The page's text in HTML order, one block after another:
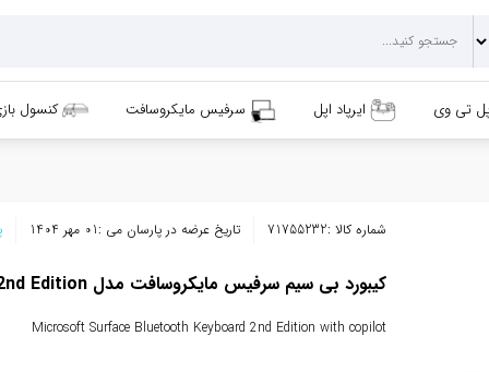
تی وی ایرپاد اپل سرفیس مایکروسافت کنسول
شماره کالا :71755232 تاریخ عرضه در پارسان می :01 مهر 1404
کیبورد بی سیم سرفیس مایکروسافت مدل 2nd Edition مجهز به کوپایلت
Microsoft Surface Bluetooth Keyboard 2nd Edition with copilot